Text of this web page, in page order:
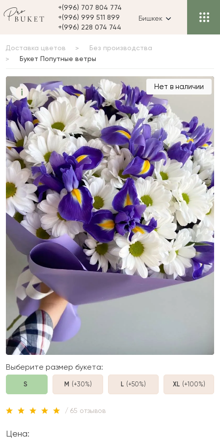
+(996) 707 804 774
+(996) 999 511 899
+(996) 228 074 744
Бишкек
Доставка цветов
Без производства
Букет Попутные ветры
i
Букет Попутные ветры Нет в наличии
Выберите размер букета:
S M (+30%) L (+50%) XL (+100%)
/ 65 отзывов
Цена: